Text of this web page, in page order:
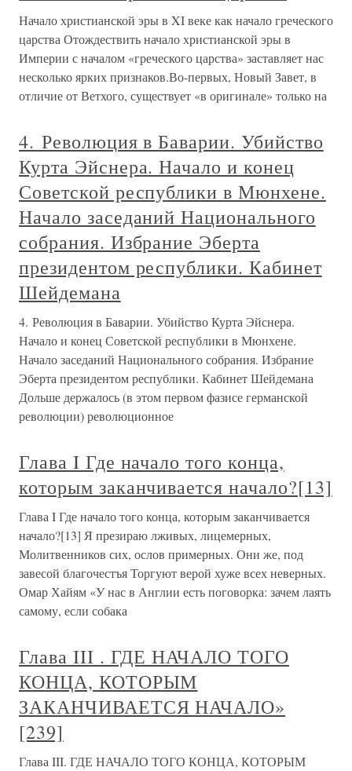
Начало христианской эры в XI веке как начало греческого
царства Отождествить начало христианской эры в
Империи с началом «греческого царства» заставляет нас
несколько ярких признаков.Во-первых, Новый Завет, в
отличие от Ветхого, существует «в оригинале» только на
4. Революция в Баварии. Убийство
Курта Эйснера. Начало и конец
Советской республики в Мюнхене.
Начало заседаний Национального
собрания. Избрание Эберта
президентом республики. Кабинет
Шейдемана
4. Революция в Баварии. Убийство Курта Эйснера.
Начало и конец Советской республики в Мюнхене.
Начало заседаний Национального собрания. Избрание
Эберта президентом республики. Кабинет Шейдемана
Дольше держалось (в этом первом фазисе германской
революции) революционное
Глава I Где начало того конца,
которым заканчивается начало?[13]
Глава I Где начало того конца, которым заканчивается
начало?[13] Я презираю лживых, лицемерных,
Молитвенников сих, ослов примерных. Они же, под
завесой благочестъя Торгуют верой хуже всех неверных.
Омар Хайям «У нас в Англии есть поговорка: зачем лаять
самому, если собака
Глава III . ГДЕ НАЧАЛО ТОГО
КОНЦА, КОТОРЫМ
ЗАКАНЧИВАЕТСЯ НАЧАЛО»
[239]
Глава III. ГДЕ НАЧАЛО ТОГО КОНЦА, КОТОРЫМ